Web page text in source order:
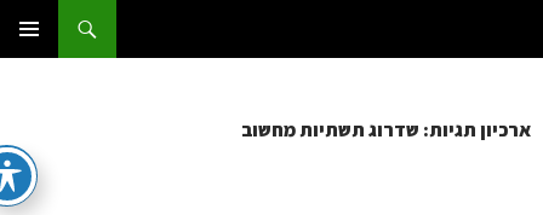
תגיות: שדרוג תשתיות מחשוב